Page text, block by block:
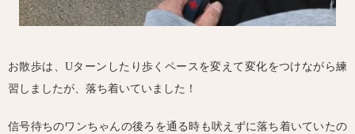
お散歩は、Uターンしたり歩くペースを変えて変化をつけながら練
習しましたが、落ち着いていました！
信号待ちのワンちゃんの後ろを通る時も吠えずに落ち着いていたの